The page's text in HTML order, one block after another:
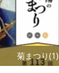
菊まつり(1)